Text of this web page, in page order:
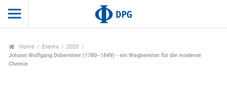
Home Events
2020
Johann Wolfgang Döbereiner (1780–1849) - ein Wegbereiter für die moderne
Chemie